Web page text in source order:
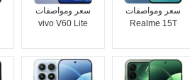
سعر ومواصفات
Realme 15T
سعر ومواصفات
vivo V60 Lite